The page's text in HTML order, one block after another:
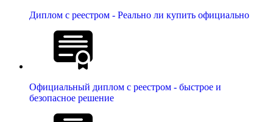
Диплом с реестром - Реально ли купить официально
Официальный диплом с реестром - быстрое и
безопасное решение